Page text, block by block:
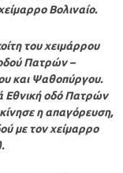
Βολιναίο.
του χειμάρρου
Πατρών –
και Ψαθοπύργου.
Εθνική οδό Πατρών
η απαγόρευση,
με τον χείμαρρο